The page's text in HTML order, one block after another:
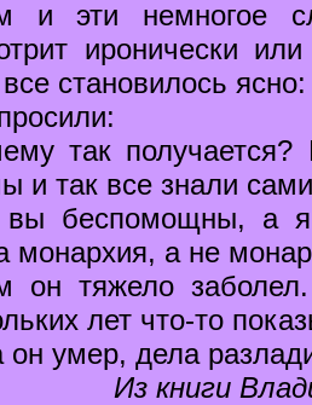
и эти немногое
иронически
становилось
так
и так все знали
беспомощны, а я
монархия, а не
он тяжело
лет что-то
он умер, дела
Из книги